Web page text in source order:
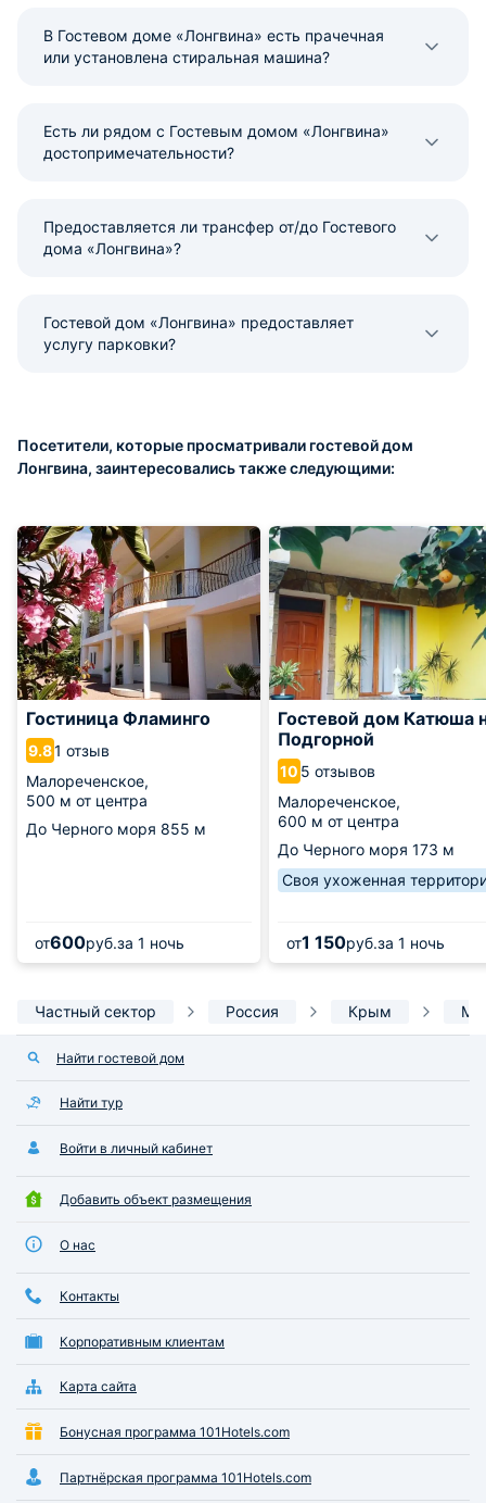
В Гостевом доме «Лонгвина» есть прачечная
или установлена стиральная машина?
Есть ли рядом с Гостевым домом «Лонгвина»
достопримечательности?
Предоставляется ли трансфер от/до Гостевого
дома «Лонгвина»?
Гостевой дом «Лонгвина» предоставляет
услугу парковки?
Посетители, которые просматривали гостевой дом
Лонгвина, заинтересовались также следующими:
Гостиница Фламинго
9.81 отзыв
Малореченское,
500 м от центра
До Черного моря 855 м
от600руб.за 1 ночь
Гостевой дом Катюша
Подгорной
10 5 отзывов
Малореченское,
600 м от центра
До Черного моря 173 м
Своя ухоженная
от1 150руб.за 1 ночь
Частный сектор Россия Крым
Найти гостевой дом
Найти тур
Войти в личный кабинет
Добавить объект размещения
О нас
Контакты
Корпоративным клиентам
Карта сайта
Бонусная программа 101Hotels.com
Партнёрская программа 101Hotels.com